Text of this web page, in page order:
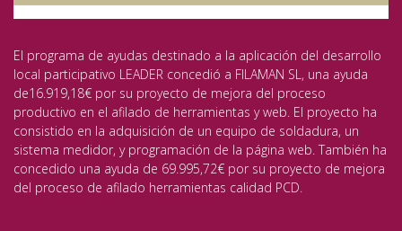
El programa de ayudas destinado a la aplicación del desarrollo
local participativo LEADER concedió a FILAMAN SL, una ayuda
de16.919,18€ por su proyecto de mejora del proceso
productivo en el afilado de herramientas y web. El proyecto ha
consistido en la adquisición de un equipo de soldadura, un
sistema medidor, y programación de la página web. También ha
concedido una ayuda de 69.995,72€ por su proyecto de mejora
del proceso de afilado herramientas calidad PCD.